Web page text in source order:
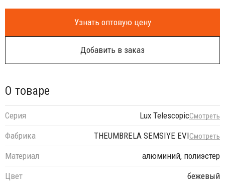
Узнать оптовую цену
Добавить в заказ
О товаре
Серия Lux TelescopicСмотреть
Фабрика THEUMBRELA SEMSIYE EVIСмотреть
Материал
алюминий, полиэстер
Цвет
бежевый